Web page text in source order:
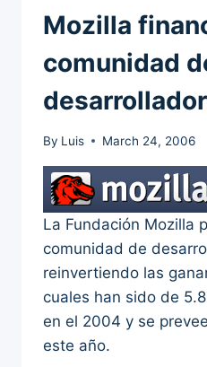
Mozilla
comunidad
By Luis March 24, 2006
La Fundación Mozilla
comunidad de
reinvertiendo las
cuales han sido de
en el 2004 y se
este año.